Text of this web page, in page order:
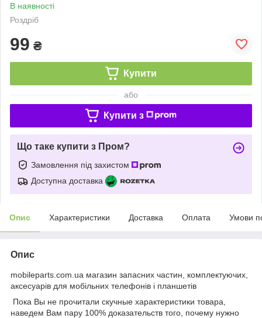
В наявності
Роздріб
99 ₴
Купити
або
Купити з
Що таке купити з Пром?
Замовлення під захистом
Доступна доставка
Опис Характеристики Доставка Оплата Умови
Опис
mobileparts.com.ua магазин запасних частин, комплектуючих,
аксесуарів для мобільних телефонів і планшетів
Пока Вы не прочитали скучные характеристики товара,
наведем Вам пару 100% доказательств того, почему нужно